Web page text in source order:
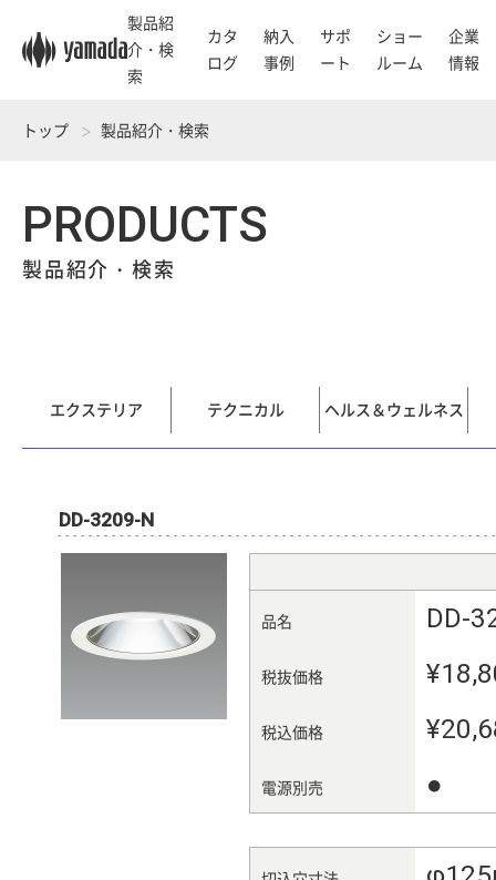
製品紹
介・検
索
カタ
ログ
納入
事例
サポ
ート
ショー
ルーム
企業
情報
トップ 製品紹介・検索
PRODUCTS
製品紹介・検索
エクステリア テクニカル ヘルス＆ウェルネス
DD-3209-N
品名 DD-
税抜価格
税込価格
電源別売 ●